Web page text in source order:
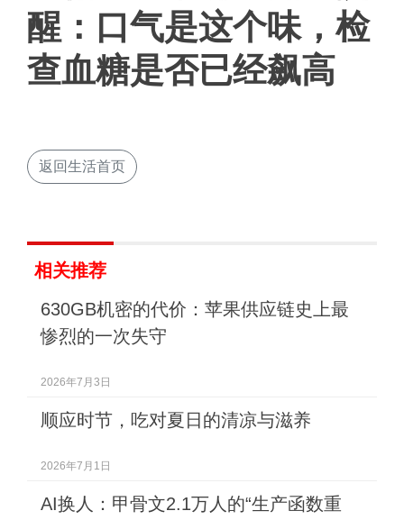
醒：口气是这个味，检
查血糖是否已经飙高
返回生活首页
相关推荐
630GB机密的代价：苹果供应链史上最
惨烈的一次失守
2026年7月3日
顺应时节，吃对夏日的清凉与滋养
2026年7月1日
AI换人：甲骨文2.1万人的“生产函数重